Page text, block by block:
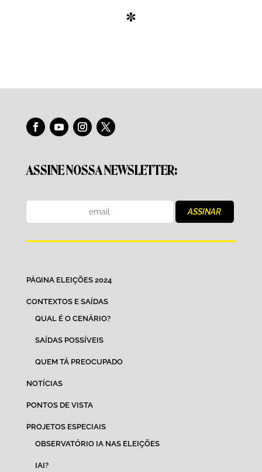
*
ASSINE NOSSA NEWSLETTER:
PÁGINA ELEIÇÕES 2024
CONTEXTOS E SAÍDAS
QUAL É O CENÁRIO?
SAÍDAS POSSÍVEIS
QUEM TÁ PREOCUPADO
NOTÍCIAS
PONTOS DE VISTA
PROJETOS ESPECIAIS
OBSERVATÓRIO IA NAS ELEIÇÕES
IAI?